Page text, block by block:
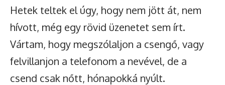
Hetek teltek el úgy, hogy nem jött át, nem
hívott, még egy rövid üzenetet sem írt.
Vártam, hogy megszólaljon a csengő, vagy
felvillanjon a telefonom a nevével, de a
csend csak nőtt, hónapokká nyúlt.